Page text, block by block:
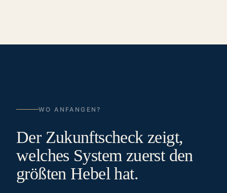
WO ANFANGEN?
Der Zukunftscheck zeigt,
welches System zuerst den
größten Hebel hat.